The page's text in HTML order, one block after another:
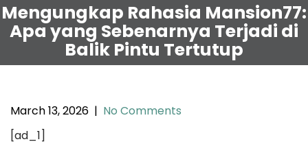
Mengungkap Rahasia Mansion77:
Apa yang Sebenarnya Terjadi di
Balik Pintu Tertutup
March 13, 2026 | No Comments
[ad_1]